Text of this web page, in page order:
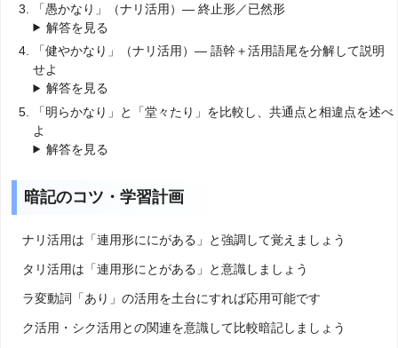
「愚かなり」（ナリ活用）— 終止形／已然形
解答を見る
「健やかなり」（ナリ活用）— 語幹＋活用語尾を分解して説明
せよ
解答を見る
「明らかなり」と「堂々たり」を比較し、共通点と相違点を述べ
よ
解答を見る
暗記のコツ・学習計画
ナリ活用は「連用形ににがある」と強調して覚えましょう
タリ活用は「連用形にとがある」と意識しましょう
ラ変動詞「あり」の活用を土台にすれば応用可能です
ク活用・シク活用との関連を意識して比較暗記しましょう